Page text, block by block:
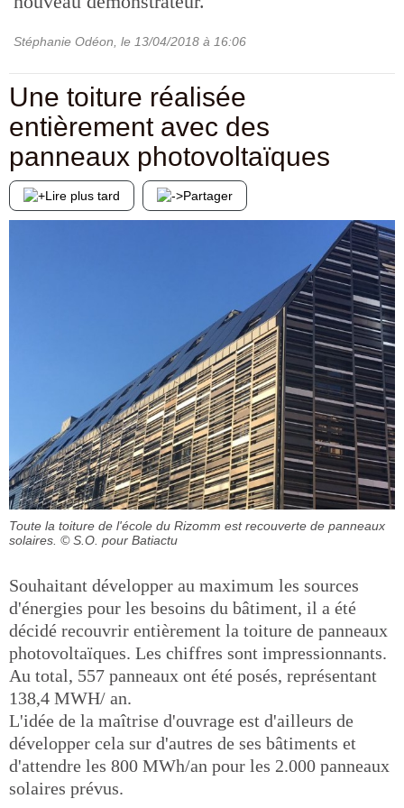
Stéphanie Odéon , le 13/04/2018 à 16:06
Une toiture réalisée
entièrement avec des
panneaux photovoltaïques
Lire plus tard Partager
Toute la toiture de l'école du Rizomm est recouverte de panneaux
solaires. © S.O. pour Batiactu
Souhaitant développer au maximum les sources
d'énergies pour les besoins du bâtiment, il a été
décidé recouvrir entièrement la toiture de panneaux
photovoltaïques. Les chiffres sont impressionnants.
Au total, 557 panneaux ont été posés, représentant
138,4 MWH/ an.
L'idée de la maîtrise d'ouvrage est d'ailleurs de
développer cela sur d'autres de ses bâtiments et
d'attendre les 800 MWh/an pour les 2.000 panneaux
solaires prévus.